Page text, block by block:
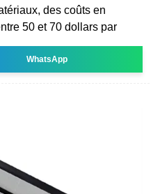
des coûts en
50 et 70 dollars par
WhatsApp